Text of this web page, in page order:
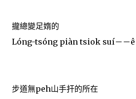
攏總變足媠的
Lóng-tsóng piàn tsiok suí－－ê
步道無peh山手扞的所在